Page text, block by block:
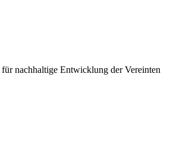
nachhaltige Entwicklung der Vereinten